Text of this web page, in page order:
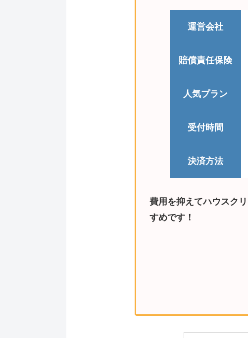
運営会社
賠償責任保険
人気プラン
受付時間
決済方法
費用を抑えてハウスク
すめです！